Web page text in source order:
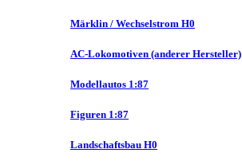
Märklin / Wechselstrom H0
AC-Lokomotiven (anderer Hersteller)
Modellautos 1:87
Figuren 1:87
Landschaftsbau H0